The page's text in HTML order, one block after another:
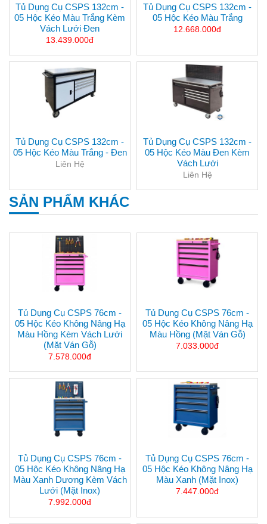
Tủ Dụng Cụ CSPS 132cm -
05 Hộc Kéo Màu Trắng Kèm
Vách Lưới Đen
13.439.000đ
Tủ Dụng Cụ CSPS 132cm -
05 Hộc Kéo Màu Trắng
12.668.000đ
Tủ Dụng Cụ CSPS 132cm -
05 Hộc Kéo Màu Trắng - Đen
Liên Hệ
Tủ Dụng Cụ CSPS 132cm -
05 Hộc Kéo Màu Đen Kèm
Vách Lưới
Liên Hệ
SẢN PHẨM KHÁC
Tủ Dụng Cụ CSPS 76cm -
05 Hộc Kéo Không Nâng Hạ
Màu Hồng Kèm Vách Lưới
(mặt Ván Gỗ)
7.578.000đ
Tủ Dụng Cụ CSPS 76cm -
05 Hộc Kéo Không Nâng Hạ
Màu Hồng (mặt Ván Gỗ)
7.033.000đ
Tủ Dụng Cụ CSPS 76cm -
05 Hộc Kéo Không Nâng Hạ
Màu Xanh Dương Kèm Vách
Lưới (mặt Inox)
7.992.000đ
Tủ Dụng Cụ CSPS 76cm -
05 Hộc Kéo Không Nâng Hạ
Màu Xanh (mặt Inox)
7.447.000đ